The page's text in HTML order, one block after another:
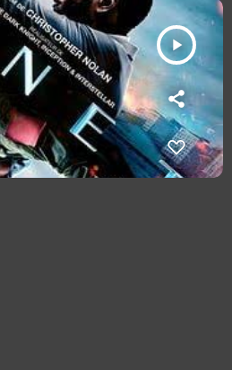
play_arrow